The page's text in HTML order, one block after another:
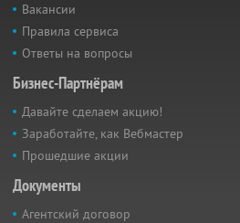
Вакансии
Правила сервиса
Ответы на вопросы
Бизнес-Партнёрам
Давайте сделаем акцию!
Заработайте, как Вебмастер
Прошедшие акции
Документы
Агентский договор